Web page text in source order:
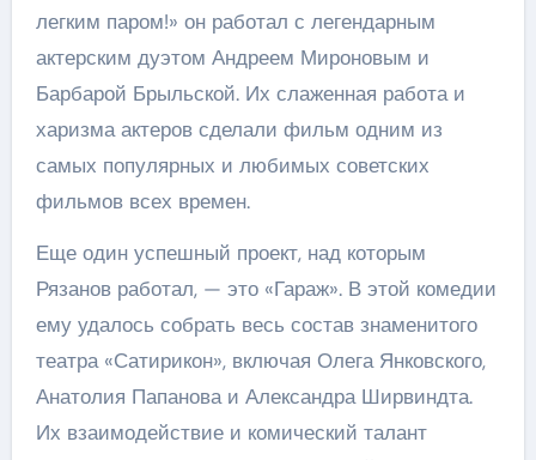
легким паром!» он работал с легендарным
актерским дуэтом Андреем Мироновым и
Барбарой Брыльской. Их слаженная работа и
харизма актеров сделали фильм одним из
самых популярных и любимых советских
фильмов всех времен.
Еще один успешный проект, над которым
Рязанов работал, — это «Гараж». В этой комедии
ему удалось собрать весь состав знаменитого
театра «Сатирикон», включая Олега Янковского,
Анатолия Папанова и Александра Ширвиндта.
Их взаимодействие и комический талант